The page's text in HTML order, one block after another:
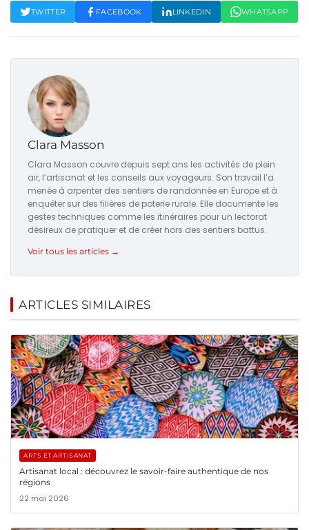
TWITTER FACEBOOK LINKEDIN WHATSAPP
Clara Masson
Clara Masson couvre depuis sept ans les activités de plein
air, l’artisanat et les conseils aux voyageurs. Son travail l’a
menée à arpenter des sentiers de randonnée en Europe et à
enquêter sur des filières de poterie rurale. Elle documente les
gestes techniques comme les itinéraires pour un lectorat
désireux de pratiquer et de créer hors des sentiers battus.
Voir tous les articles →
ARTICLES SIMILAIRES
ARTS ET ARTISANAT
Artisanat local : découvrez le savoir-faire authentique de nos
régions
22 mai 2026